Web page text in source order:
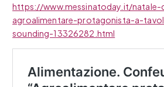
https://www.messinatoday.it/
agroalimentare-protagonista-a-
sounding-13326282.html